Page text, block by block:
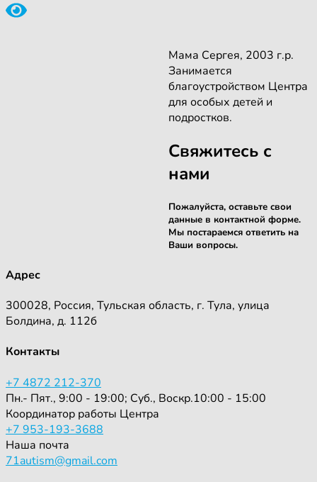
Мама Сергея, 2003 г.р.
Занимается
благоустройством Центра
для особых детей и
подростков.
Свяжитесь с
нами
Пожалуйста, оставьте свои
данные в контактной форме.
Мы постараемся ответить на
Ваши вопросы.
Адрес
300028, Россия, Тульская область, г. Тула, улица
Болдина, д. 112б
Контакты
+7 4872 212-370
Пн.- Пят., 9:00 - 19:00; Суб., Воскр.10:00 - 15:00
Координатор работы Центра
+7 953-193-3688
Наша почта
71autism@gmail.com